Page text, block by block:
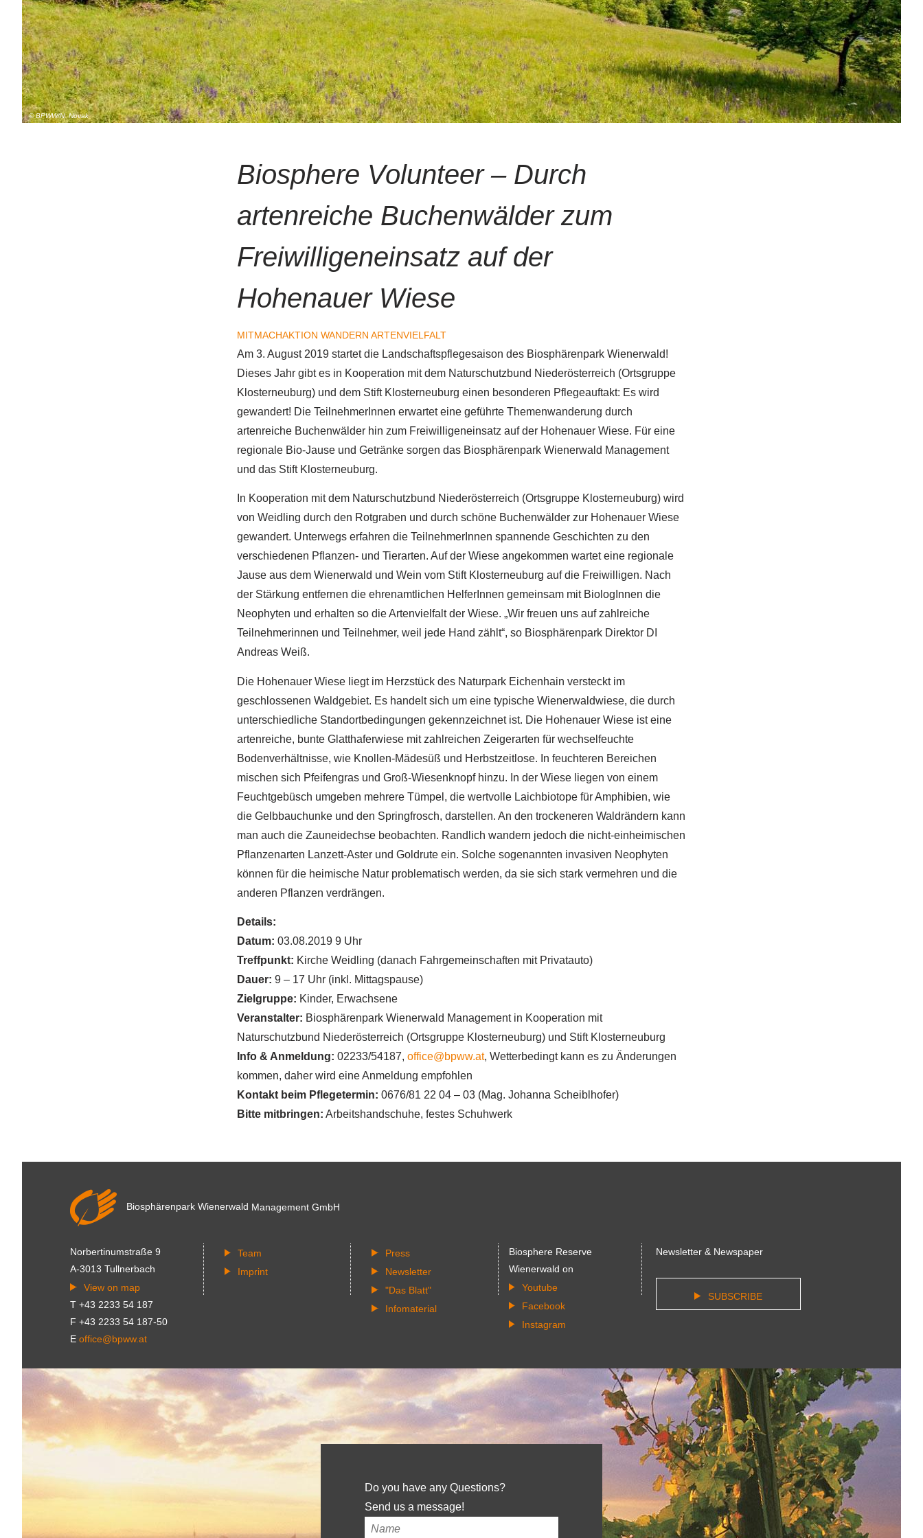
© BPWW/N. Novak
Biosphere Volunteer – Durch
artenreiche Buchenwälder zum
Freiwilligeneinsatz auf der
Hohenauer Wiese
MITMACHAKTION WANDERN ARTENVIELFALT
Am 3. August 2019 startet die Landschaftspflegesaison des Biosphärenpark Wienerwald!
Dieses Jahr gibt es in Kooperation mit dem Naturschutzbund Niederösterreich (Ortsgruppe
Klosterneuburg) und dem Stift Klosterneuburg einen besonderen Pflegeauftakt: Es wird
gewandert! Die TeilnehmerInnen erwartet eine geführte Themenwanderung durch
artenreiche Buchenwälder hin zum Freiwilligeneinsatz auf der Hohenauer Wiese. Für eine
regionale Bio-Jause und Getränke sorgen das Biosphärenpark Wienerwald Management
und das Stift Klosterneuburg.
In Kooperation mit dem Naturschutzbund Niederösterreich (Ortsgruppe Klosterneuburg) wird
von Weidling durch den Rotgraben und durch schöne Buchenwälder zur Hohenauer Wiese
gewandert. Unterwegs erfahren die TeilnehmerInnen spannende Geschichten zu den
verschiedenen Pflanzen- und Tierarten. Auf der Wiese angekommen wartet eine regionale
Jause aus dem Wienerwald und Wein vom Stift Klosterneuburg auf die Freiwilligen. Nach
der Stärkung entfernen die ehrenamtlichen HelferInnen gemeinsam mit BiologInnen die
Neophyten und erhalten so die Artenvielfalt der Wiese. „Wir freuen uns auf zahlreiche
Teilnehmerinnen und Teilnehmer, weil jede Hand zählt“, so Biosphärenpark Direktor DI
Andreas Weiß.
Die Hohenauer Wiese liegt im Herzstück des Naturpark Eichenhain versteckt im
geschlossenen Waldgebiet. Es handelt sich um eine typische Wienerwaldwiese, die durch
unterschiedliche Standortbedingungen gekennzeichnet ist. Die Hohenauer Wiese ist eine
artenreiche, bunte Glatthaferwiese mit zahlreichen Zeigerarten für wechselfeuchte
Bodenverhältnisse, wie Knollen-Mädesüß und Herbstzeitlose. In feuchteren Bereichen
mischen sich Pfeifengras und Groß-Wiesenknopf hinzu. In der Wiese liegen von einem
Feuchtgebüsch umgeben mehrere Tümpel, die wertvolle Laichbiotope für Amphibien, wie
die Gelbbauchunke und den Springfrosch, darstellen. An den trockeneren Waldrändern kann
man auch die Zauneidechse beobachten. Randlich wandern jedoch die nicht-einheimischen
Pflanzenarten Lanzett-Aster und Goldrute ein. Solche sogenannten invasiven Neophyten
können für die heimische Natur problematisch werden, da sie sich stark vermehren und die
anderen Pflanzen verdrängen.
Details:
Datum: 03.08.2019 9 Uhr
Treffpunkt: Kirche Weidling (danach Fahrgemeinschaften mit Privatauto)
Dauer: 9 – 17 Uhr (inkl. Mittagspause)
Zielgruppe: Kinder, Erwachsene
Veranstalter: Biosphärenpark Wienerwald Management in Kooperation mit
Naturschutzbund Niederösterreich (Ortsgruppe Klosterneuburg) und Stift Klosterneuburg
Info & Anmeldung: 02233/54187, office@bpww.at, Wetterbedingt kann es zu Änderungen
kommen, daher wird eine Anmeldung empfohlen
Kontakt beim Pflegetermin: 0676/81 22 04 – 03 (Mag. Johanna Scheiblhofer)
Bitte mitbringen: Arbeitshandschuhe, festes Schuhwerk
Biosphärenpark Wienerwald Management GmbH
Norbertinumstraße 9
A-3013 Tullnerbach
View on map
T +43 2233 54 187
F +43 2233 54 187-50
E office@bpww.at
Team
Imprint
Press
Newsletter
"Das Blatt"
Infomaterial
Biosphere Reserve
Wienerwald on
Youtube
Facebook
Instagram
Newsletter & Newspaper
SUBSCRIBE
Do you have any Questions?
Send us a message!
Your